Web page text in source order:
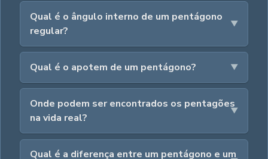
Qual é o ângulo interno de um pentágono
regular?
Qual é o apotem de um pentágono?
Onde podem ser encontrados os pentagões
na vida real?
Qual é a diferença entre um pentágono e um